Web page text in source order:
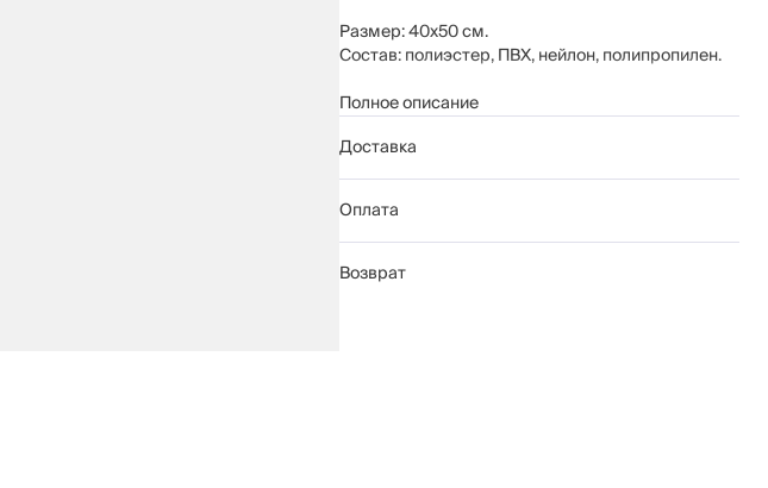
Размер: 40х50 см.
Состав: полиэстер, ПВХ, нейлон, полипропилен.
Использование мешка для стирки предохраняет
носков в мешке предотвращает пропажу носка
из пары.
Полное описание
Доставка
Оплата
Возврат